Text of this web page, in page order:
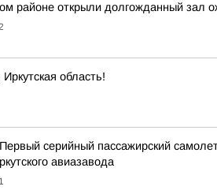
районе открыли долгожданный зал
область!
серийный пассажирский
авиазавода